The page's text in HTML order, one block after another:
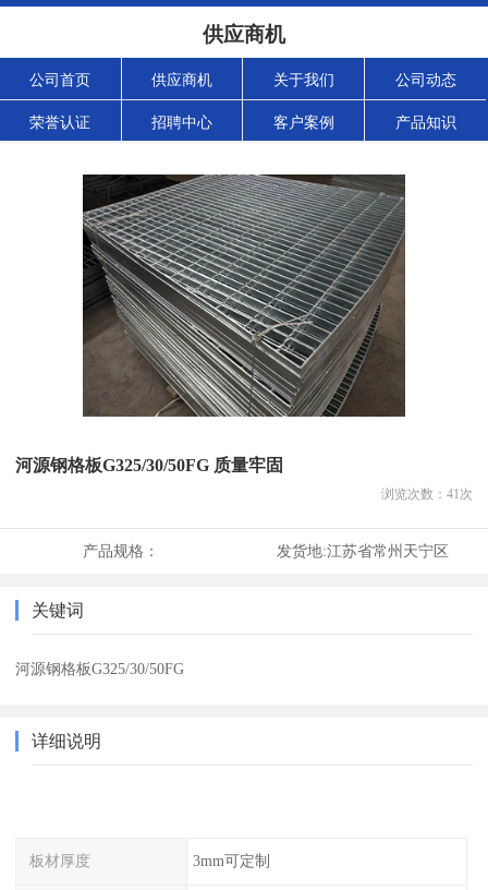
供应商机
公司首页 供应商机 关于我们 公司动态
荣誉认证 招聘中心 客户案例 产品知识
河源钢格板G325/30/50FG 质量牢固
浏览次数： 41次
产品规格： 发货地:江苏省常州天宁区
关键词
河源钢格板G325/30/50FG
详细说明
板材厚度 3mm可定制